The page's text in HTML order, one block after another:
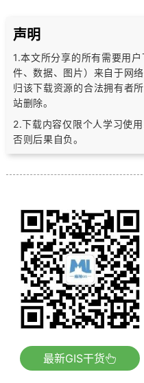
声明
1.本文所分享的所有需要用
件、数据、图片） 来自于网
归该下载资源的合法拥有者
站删除。
2.下载内容仅限个人学习使
否则后果自负。
最新GIS干货